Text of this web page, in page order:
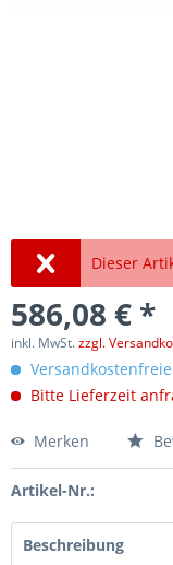
Dieser
586,08 € *
inkl. MwSt.zzgl.
Bitte Lieferzeit
Merken
Artikel-Nr.:
Beschreibung